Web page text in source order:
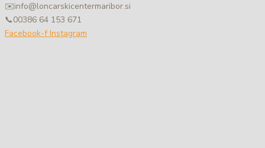
✉️info@loncarskicentermaribor.si
📞00386 64 153 671
Facebook-f Instagram